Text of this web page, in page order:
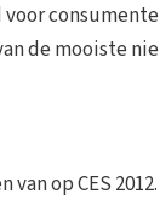
de mooiste
op CES